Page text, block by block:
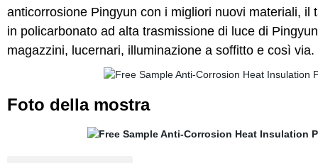
anticorrosione Pingyun con i migliori nuovi materiali,
in policarbonato ad alta trasmissione di luce di
magazzini, lucernari, illuminazione a soffitto e così
Foto della mostra